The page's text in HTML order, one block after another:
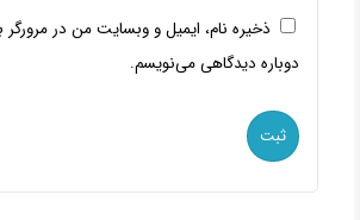
ذخیره نام، ایمیل و وبسایت من در مرورگر
دوباره دیدگاهی می‌نویسم.